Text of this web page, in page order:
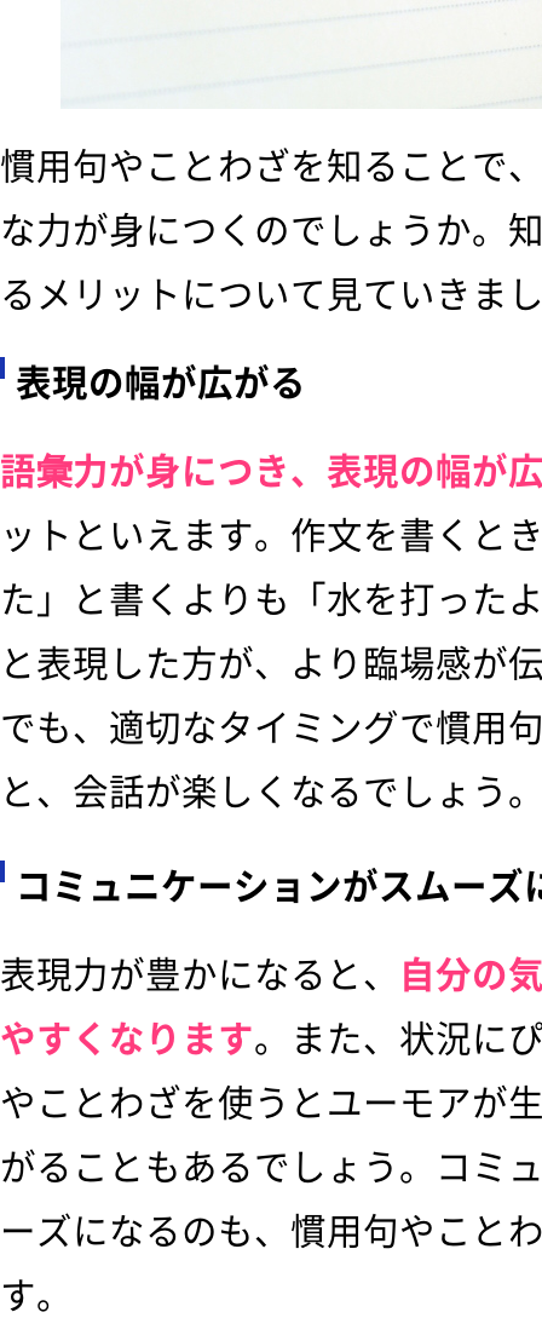
慣用句やことわざを知ることで
な力が身につくのでしょうか。
るメリットについて見ていきま
表現の幅が広がる
語彙力が身につき、表現の幅が
ットといえます。作文を書くと
た」と書くよりも「水を打った
と表現した方が、より臨場感が
でも、適切なタイミングで慣用
と、会話が楽しくなるでしょう
コミュニケーションがスムーズ
表現力が豊かになると、 自分の
やすくなります。また、状況に
やことわざを使うとユーモアが
がることもあるでしょう。コミ
ーズになるのも、慣用句やこと
す。